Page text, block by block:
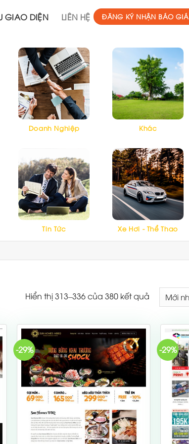
GIAO DIỆN LIÊN HỆ ĐĂNG KÝ NHẬN BÁO GIÁ
Doanh Nghiệp Khác
Tin Tức Xe Hơi - Thể Thao
Hiển thị 313–336 của 380 kết quả
-29% -29%